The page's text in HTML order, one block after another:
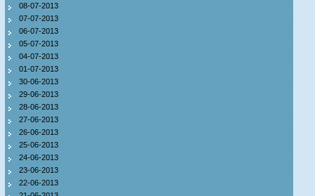
08-07-2013
07-07-2013
06-07-2013
05-07-2013
04-07-2013
01-07-2013
30-06-2013
29-06-2013
28-06-2013
27-06-2013
26-06-2013
25-06-2013
24-06-2013
23-06-2013
22-06-2013